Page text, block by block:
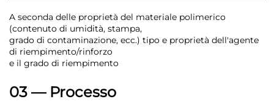
A seconda delle proprietà del materiale polimerico
(contenuto di umidità, stampa,
grado di contaminazione, ecc.) tipo e proprietà dell'agente
di riempimento/rinforzo
e il grado di riempimento
03 — Processo